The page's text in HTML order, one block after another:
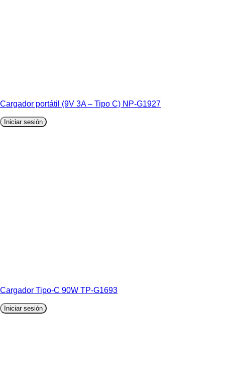
Cargador portátil (9V 3A – Tipo C) NP-G1927
Iniciar sesión
Cargador Tipo-C 90W TP-G1693
Iniciar sesión